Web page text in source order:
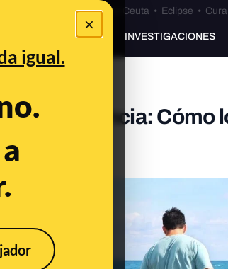
×
igual.
Especial Ceuta•Bulos Ceuta • Eclipse •
PREBUNKING INVESTIGACIONES
en tu infancia: Cómo